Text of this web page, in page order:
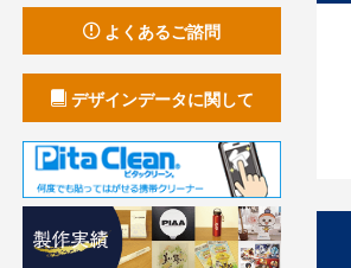
よくあるご諮問
デザインデータに関して